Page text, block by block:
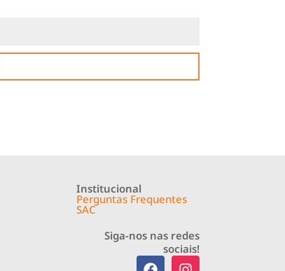
Institucional
Perguntas Frequentes
SAC
Siga-nos nas redes
sociais!